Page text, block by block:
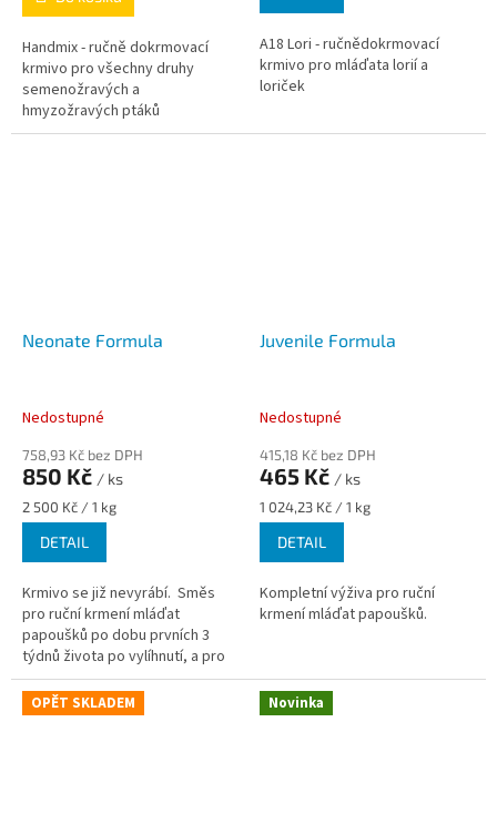
Handmix - ručně dokrmovací
krmivo pro všechny druhy
semenožravých a
hmyzožravých ptáků
A18 Lori - ručnědokrmovací
krmivo pro mláďata lorií a
loriček
Neonate Formula
Nedostupné
758,93 Kč bez DPH
850 Kč / ks
Měrná
cena:
2 500 Kč / 1 kg
DETAIL
Krmivo se již nevyrábí. Směs
pro ruční krmení mláďat
papoušků po dobu prvních 3
týdnů života po vylíhnutí, a pro
střední a větší druhy pěvců od
vylíhnutí do odstavu....
Juvenile Formula
Nedostupné
415,18 Kč bez DPH
465 Kč / ks
Měrná
cena:
1 024,23 Kč / 1 kg
DETAIL
Kompletní výživa pro ruční
krmení mláďat papoušků.
OPĚT SKLADEM Novinka